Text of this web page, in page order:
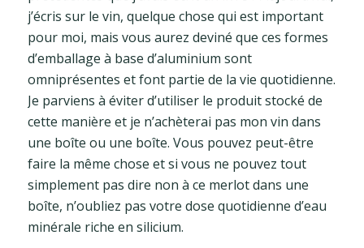
j’écris sur le vin, quelque chose qui est important
pour moi, mais vous aurez deviné que ces formes
d’emballage à base d’aluminium sont
omniprésentes et font partie de la vie quotidienne.
Je parviens à éviter d’utiliser le produit stocké de
cette manière et je n’achèterai pas mon vin dans
une boîte ou une boîte. Vous pouvez peut-être
faire la même chose et si vous ne pouvez tout
simplement pas dire non à ce merlot dans une
boîte, n’oubliez pas votre dose quotidienne d’eau
minérale riche en silicium.